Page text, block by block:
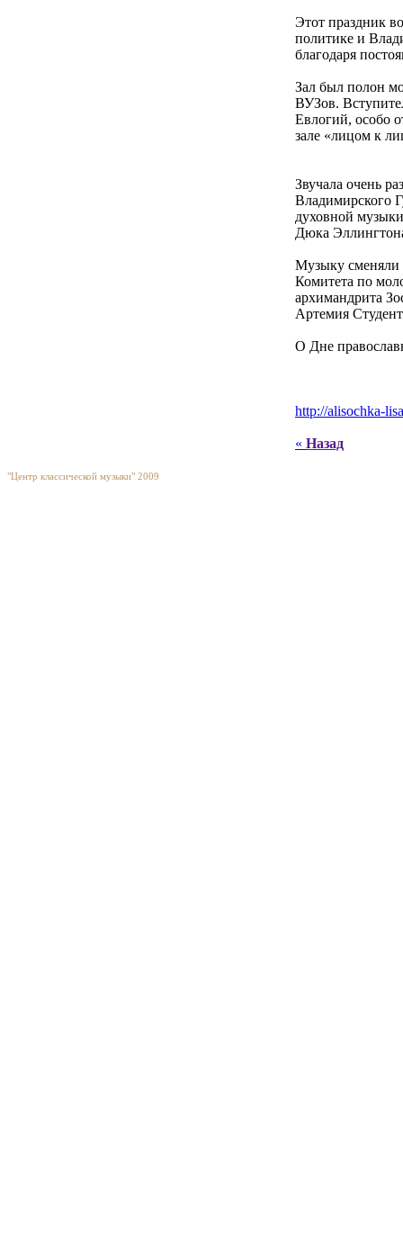
Этот праздник
политике и
благодаря
Зал был полон
ВУЗов.
Евлогий, особо
зале «лицом к
Звучала очень
Владимирского
духовной
Дюка
Музыку сменяли
Комитета по
архимандрита
Артемия
О Дне
http://alisochka-
« Назад
"Центр классической музыки" 2009